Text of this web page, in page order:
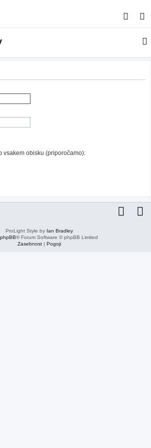
s
a
j
vsakem obisku (priporočamo):
ProLight Style by Ian Bradley
phpBB® Forum Software © phpBB Limited
Zasebnost| Pogoji